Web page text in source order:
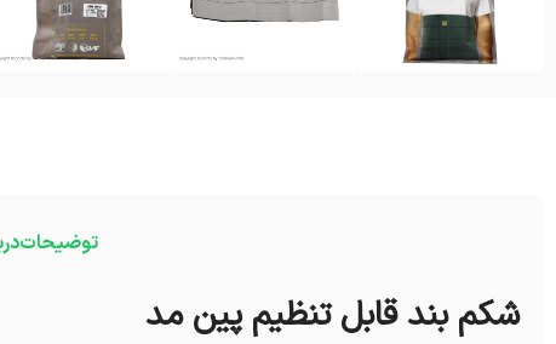
توضیحات
شکم بند قابل تنظيم پین مد